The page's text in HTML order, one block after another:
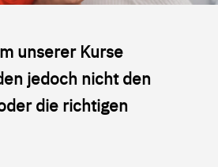
unserer Kurse
jedoch nicht den
die richtigen